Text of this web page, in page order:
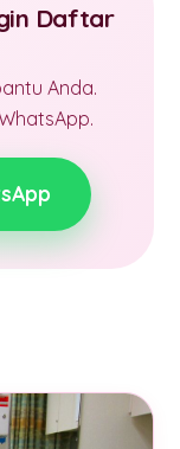
Daftar
Anda.